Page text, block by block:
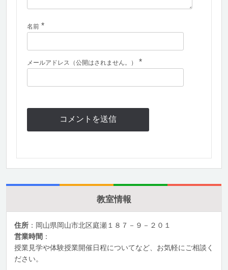
名前 *
メールアドレス（公開はされません。） *
教室情報
住所 ：岡山県岡山市北区庭瀬１８７－９－２０１
営業時間 ：
授業見学や体験授業開催日程についてなど、お気軽にご相談く
ださい。